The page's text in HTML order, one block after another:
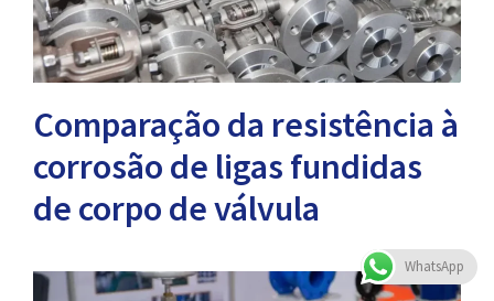
Comparação da resistência à
corrosão de ligas fundidas
de corpo de válvula
WhatsApp